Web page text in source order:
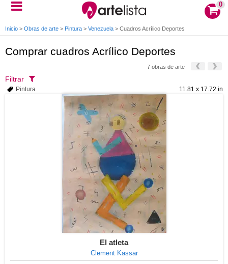
0
Inicio > Obras de arte > Pintura > Venezuela > Cuadros Acrílico Deportes
Comprar cuadros Acrílico Deportes
7 obras de arte
Filtrar
11.81 x 17.72 in
Pintura
El atleta
Clement Kassar